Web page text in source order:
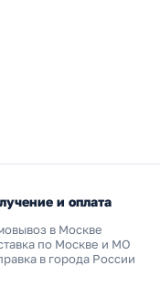
и оплата
в Москве
по Москве и МО
в города России